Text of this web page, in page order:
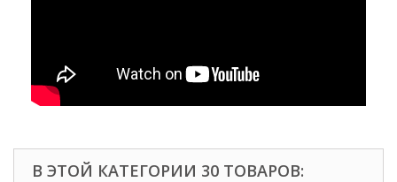
В ЭТОЙ КАТЕГОРИИ 30 ТОВАРОВ: